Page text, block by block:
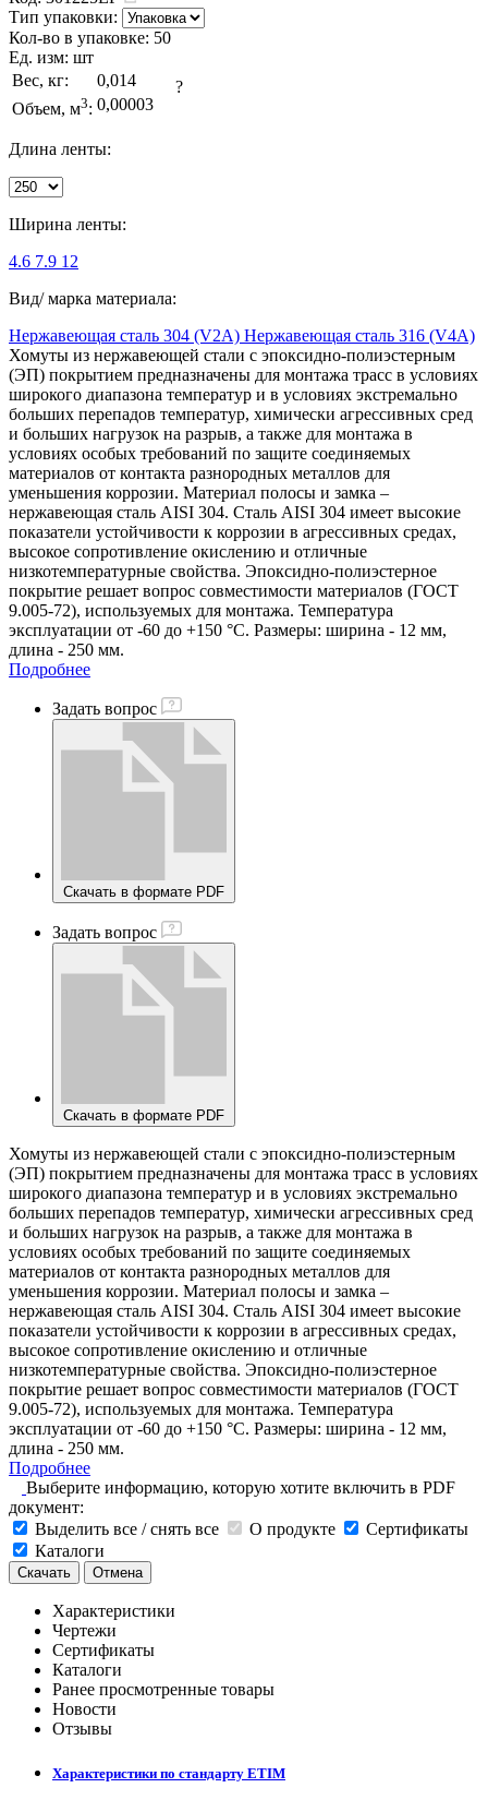
Тип упаковки:
Кол-во в упаковке: 50
Ед. изм: шт
Вес, кг:
0,014
Объем, м3: 0,00003
?
Длина ленты:
Ширина ленты:
4.6 7.9 12
Вид/ марка материала:
Нержавеющая сталь 304 (V2A) Нержавеющая сталь 316 (V4A)
Хомуты из нержавеющей стали с эпоксидно-полиэстерным
(ЭП) покрытием предназначены для монтажа трасс в условиях
широкого диапазона температур и в условиях экстремально
больших перепадов температур, химически агрессивных сред
и больших нагрузок на разрыв, а также для монтажа в
условиях особых требований по защите соединяемых
материалов от контакта разнородных металлов для
уменьшения коррозии. Материал полосы и замка –
нержавеющая сталь AISI 304. Сталь AISI 304 имеет высокие
показатели устойчивости к коррозии в агрессивных средах,
высокое сопротивление окислению и отличные
низкотемпературные свойства. Эпоксидно-полиэстерное
покрытие решает вопрос совместимости материалов (ГОСТ
9.005-72), используемых для монтажа. Температура
эксплуатации от -60 до +150 °С. Размеры: ширина - 12 мм,
длина - 250 мм.
Подробнее
Задать вопрос
Скачать в формате PDF
Задать вопрос
Скачать в формате PDF
Хомуты из нержавеющей стали с эпоксидно-полиэстерным
(ЭП) покрытием предназначены для монтажа трасс в условиях
широкого диапазона температур и в условиях экстремально
больших перепадов температур, химически агрессивных сред
и больших нагрузок на разрыв, а также для монтажа в
условиях особых требований по защите соединяемых
материалов от контакта разнородных металлов для
уменьшения коррозии. Материал полосы и замка –
нержавеющая сталь AISI 304. Сталь AISI 304 имеет высокие
показатели устойчивости к коррозии в агрессивных средах,
высокое сопротивление окислению и отличные
низкотемпературные свойства. Эпоксидно-полиэстерное
покрытие решает вопрос совместимости материалов (ГОСТ
9.005-72), используемых для монтажа. Температура
эксплуатации от -60 до +150 °С. Размеры: ширина - 12 мм,
длина - 250 мм.
Подробнее
Выберите информацию, которую хотите включить в PDF
документ:
Выделить все / снять все
О продукте
Сертификаты
Каталоги
Скачать Отмена
Характеристики
Чертежи
Сертификаты
Каталоги
Ранее просмотренные товары
Новости
Отзывы
Характеристики по стандарту ETIM